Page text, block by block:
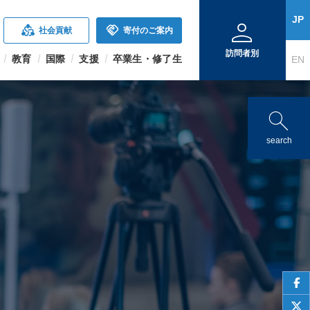
search
search
diversity_2 社会貢献 handshake 寄付のご案内
教育 国際 支援 卒業生・修了生
person
訪問者別
JP
EN